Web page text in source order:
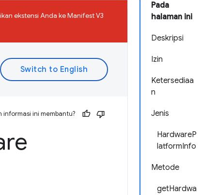
Pada
halaman ini
Deskripsi
Izin
Ketersediaa
n
Jenis
HardwareP
latformInfo
Metode
getHardwa
ekstensi Anda ke Manifest V3
informasi ini membantu?